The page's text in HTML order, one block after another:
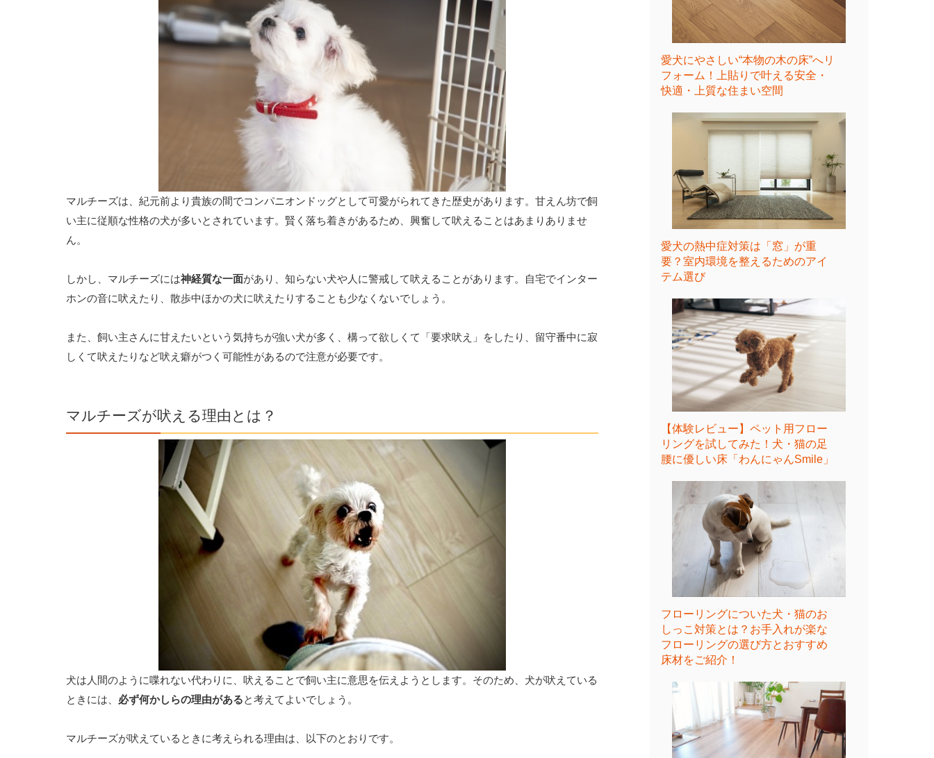
マルチーズは、紀元前より貴族の間でコンパニオンドッグとして可愛がられてきた歴史があります。甘えん坊で飼
い主に従順な性格の犬が多いとされています。賢く落ち着きがあるため、興奮して吠えることはあまりありませ
ん。
しかし、マルチーズには神経質な一面があり、知らない犬や人に警戒して吠えることがあります。自宅でインター
ホンの音に吠えたり、散歩中ほかの犬に吠えたりすることも少なくないでしょう。
また、飼い主さんに甘えたいという気持ちが強い犬が多く、構って欲しくて「要求吠え」をしたり、留守番中に寂
しくて吠えたりなど吠え癖がつく可能性があるので注意が必要です。
マルチーズが吠える理由とは？
犬は人間のように喋れない代わりに、吠えることで飼い主に意思を伝えようとします。そのため、犬が吠えている
ときには、 必ず何かしらの理由があると考えてよいでしょう。
マルチーズが吠えているときに考えられる理由は、以下のとおりです。
愛犬にやさしい“本物の木の床”へリ
フォーム！上貼りで叶える安全・
快適・上質な住まい空間
愛犬の熱中症対策は「窓」が重
要？室内環境を整えるためのアイ
テム選び
【体験レビュー】ペット用フロー
リングを試してみた！犬・猫の足
腰に優しい床「わんにゃんSmile」
フローリングについた犬・猫のお
しっこ対策とは？お手入れが楽な
フローリングの選び方とおすすめ
床材をご紹介！